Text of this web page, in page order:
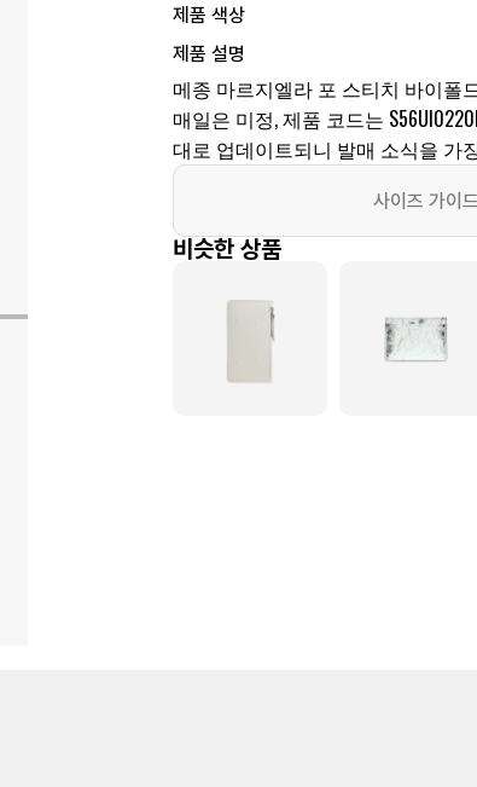
제품 색상
제품 설명
메종 마르지엘라 포 스티치 바이폴
매일은 미정, 제품 코드는
대로 업데이트되니 발매 소식을 가
사이즈 가이드
비슷한 상품